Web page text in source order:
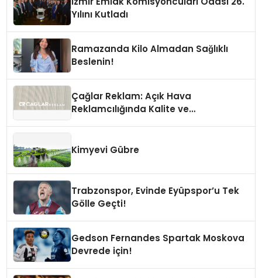
Yılını Kutladı
Ramazanda Kilo Almadan Sağlıklı
Beslenin!
Çağlar Reklam: Açık Hava
Reklamcılığında Kalite ve
Kimyevi Gübre
Trabzonspor, Evinde Eyüpspor’u Tek
Gölle Geçti!
Gedson Fernandes Spartak Moskova
Devrede için!